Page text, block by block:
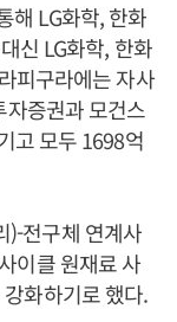
해 LG화학, 한화
신 LG화학, 한화
피구라에는 자사
증권과 모건스
고 모두 1698억
)-전구체 연계사
이클 원재료 사
화하기로 했다.